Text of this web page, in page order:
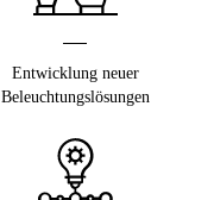
Entwicklung neuer
Beleuchtungslösungen